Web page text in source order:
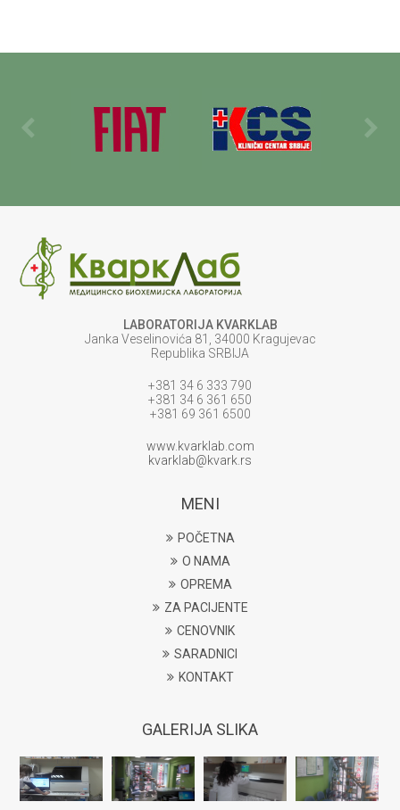
LABORATORIJA KVARKLAB
Janka Veselinovića 81, 34000 Kragujevac
Republika SRBIJA
+381 34 6 333 790
+381 34 6 361 650
+381 69 361 6500
www.kvarklab.com
kvarklab@kvark.rs
MENI
POČETNA
O NAMA
OPREMA
ZA PACIJENTE
CENOVNIK
SARADNICI
KONTAKT
GALERIJA SLIKA